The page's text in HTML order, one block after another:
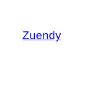
springen
Zuendy